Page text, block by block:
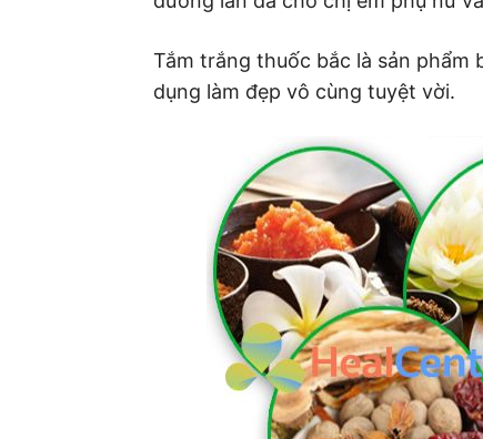
Tắm trắng thuốc bắc là sản phẩm
dụng làm đẹp vô cùng tuyệt vời.